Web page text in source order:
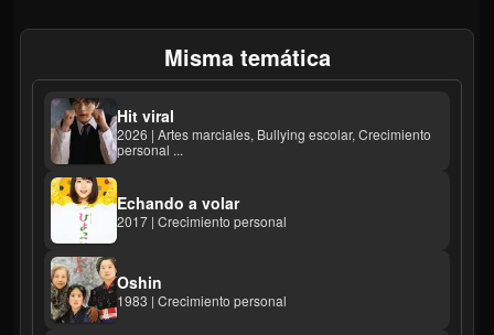
Misma temática
Hit viral
2026 | Artes marciales, Bullying escolar, Crecimiento
personal ...
Echando a volar
2017 | Crecimiento personal
Oshin
1983 | Crecimiento personal